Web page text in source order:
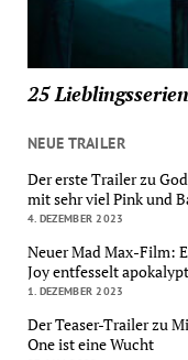
25
NEUE TRAILER
Der erste Trailer zu
mit sehr viel Pink und
4. DEZEMBER 2023
Neuer Mad Max-Film:
Joy entfesselt
1. DEZEMBER 2023
Der Teaser-Trailer zu
One ist eine Wucht